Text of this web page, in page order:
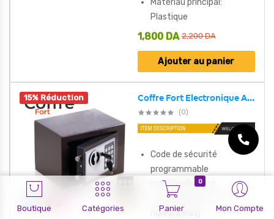
Boutique Catégories
0
Panier Mon Compte
Plastique
2,200DA
1,800 DA
Ajouter au panier
15% Réduction Coffre Fort Electronique Avec Code de sécurité programmable
(0)
Code de sécurité
programmable
individuellement
(combinaison de trois à
huit chiffres)